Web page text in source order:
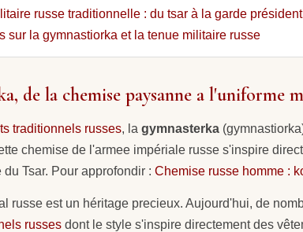
russe traditionnelle : du tsar à la garde
sur la gymnastiorka et la tenue militaire russe
de la chemise paysanne a l'uniforme
traditionnels russes, la gymnasterka
chemise de l'armee impériale russe s'inspire
Tsar. Pour approfondir : Chemise russe homme :
russe est un héritage precieux. Aujourd'hui, de
russes dont le style s'inspire directement des